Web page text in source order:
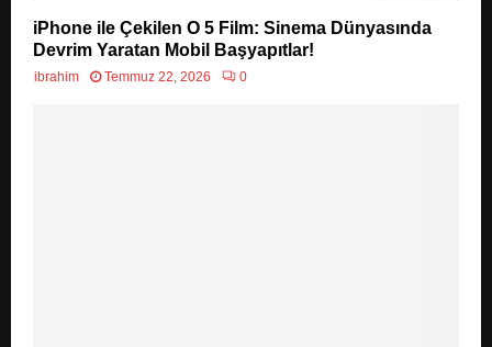
iPhone ile Çekilen O 5 Film: Sinema Dünyasında
Devrim Yaratan Mobil Başyapıtlar!
ibrahim Temmuz 22, 2026 0